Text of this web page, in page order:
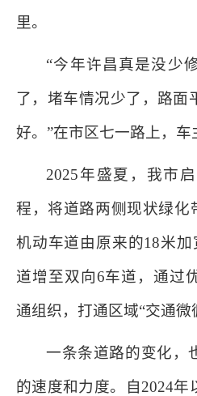
里。
“今年许昌真是没少
了，堵车情况少了，路面
好。”在市区七一路上，车
2025年盛夏，我市
程，将道路两侧现状绿化
机动车道由原来的18米
道增至双向6车道，通过
通组织，打通区域“交通微
一条条道路的变化，
的速度和力度。自2024年